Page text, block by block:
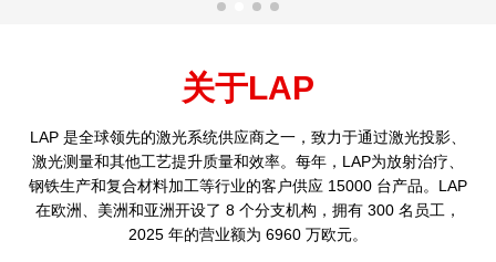
关于LAP
LAP 是全球领先的激光系统供应商之一，致力于通过激光投影、
激光测量和其他工艺提升质量和效率。每年，LAP为放射治疗、
钢铁生产和复合材料加工等行业的客户供应 15000 台产品。LAP
在欧洲、美洲和亚洲开设了 8 个分支机构，拥有 300 名员工，
2025 年的营业额为 6960 万欧元。